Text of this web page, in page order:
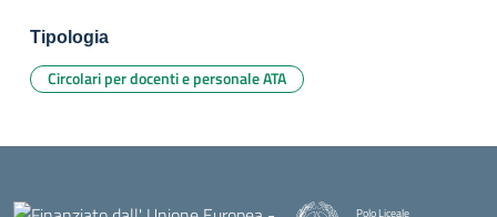
Tipologia
Circolari per docenti e personale ATA
Polo Liceale